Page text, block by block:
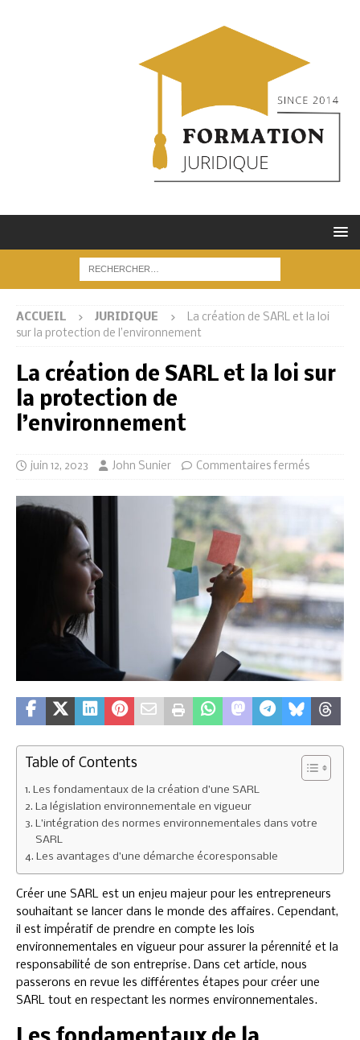
ACCUEIL JURIDIQUE
La création de SARL et la loi
sur la protection de l’environnement
La création de SARL et la loi sur
la protection de
l’environnement
juin 12, 2023 John Sunier Commentaires fermés
Table of Contents
Les fondamentaux de la création d’une SARL
La législation environnementale en vigueur
L’intégration des normes environnementales dans votre
SARL
Les avantages d’une démarche écoresponsable
Créer une SARL est un enjeu majeur pour les entrepreneurs
souhaitant se lancer dans le monde des affaires. Cependant,
il est impératif de prendre en compte les lois
environnementales en vigueur pour assurer la pérennité et la
responsabilité de son entreprise. Dans cet article, nous
passerons en revue les différentes étapes pour créer une
SARL tout en respectant les normes environnementales.